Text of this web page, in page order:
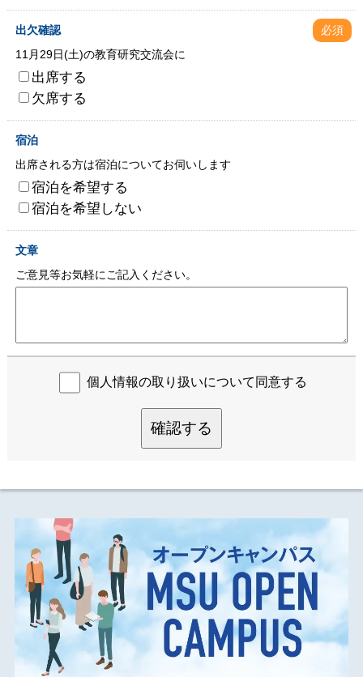
出欠確認
必須
11月29日(土)の教育研究交流会に
出席する
欠席する
宿泊
出席される方は宿泊についてお伺いします
宿泊を希望する
宿泊を希望しない
文章
ご意見等お気軽にご記入ください。
個人情報の取り扱いについて同意する
確認する